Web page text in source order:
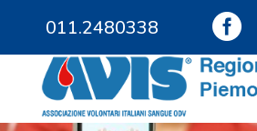
011.2480338
011.9685828
